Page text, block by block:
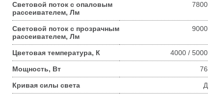
Световой поток с опаловым
рассеивателем, Лм
7800
Световой поток с прозрачным
рассеивателем, Лм
9000
Цветовая температура, К 4000 / 5000
Мощность, Вт 76
Кривая силы света Д